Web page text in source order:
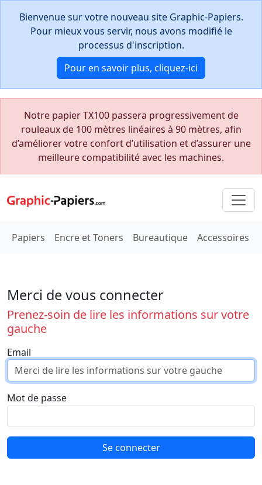
Bienvenue sur votre nouveau site Graphic-Papiers.
Pour mieux vous servir, nous avons modifié le
processus d'inscription.
Pour en savoir plus, cliquez-ici
Notre papier TX100 passera progressivement de
rouleaux de 100 mètres linéaires à 90 mètres, afin
d’améliorer votre confort d’utilisation et d’assurer une
meilleure compatibilité avec les machines.
Papiers Encre et Toners Bureautique Accessoires
Merci de vous connecter
Prenez-soin de lire les informations sur votre
gauche
Email
Mot de passe
Se connecter